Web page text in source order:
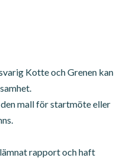
Kotte och Grenen kan
mall för startmöte eller
rapport och haft